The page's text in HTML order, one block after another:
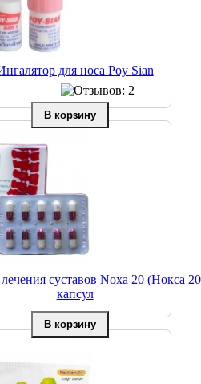
для носа Poy Sian
суставов Noxa 20 (Нокса
капсул